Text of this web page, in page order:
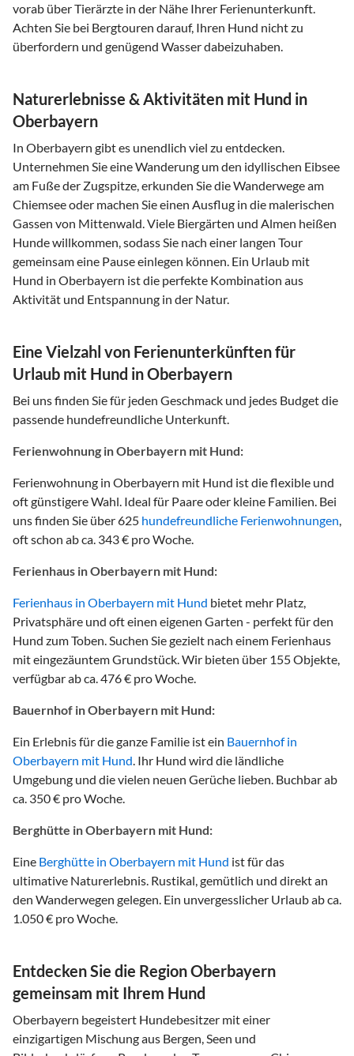
vorab über Tierärzte in der Nähe Ihrer Ferienunterkunft.
Achten Sie bei Bergtouren darauf, Ihren Hund nicht zu
überfordern und genügend Wasser dabeizuhaben.
Naturerlebnisse & Aktivitäten mit Hund in
Oberbayern
In Oberbayern gibt es unendlich viel zu entdecken.
Unternehmen Sie eine Wanderung um den idyllischen Eibsee
am Fuße der Zugspitze, erkunden Sie die Wanderwege am
Chiemsee oder machen Sie einen Ausflug in die malerischen
Gassen von Mittenwald. Viele Biergärten und Almen heißen
Hunde willkommen, sodass Sie nach einer langen Tour
gemeinsam eine Pause einlegen können. Ein Urlaub mit
Hund in Oberbayern ist die perfekte Kombination aus
Aktivität und Entspannung in der Natur.
Eine Vielzahl von Ferienunterkünften für
Urlaub mit Hund in Oberbayern
Bei uns finden Sie für jeden Geschmack und jedes Budget die
passende hundefreundliche Unterkunft.
Ferienwohnung in Oberbayern mit Hund:
Ferienwohnung in Oberbayern mit Hund ist die flexible und
oft günstigere Wahl. Ideal für Paare oder kleine Familien. Bei
uns finden Sie über 625 hundefreundliche Ferienwohnungen,
oft schon ab ca. 343 € pro Woche.
Ferienhaus in Oberbayern mit Hund:
Ferienhaus in Oberbayern mit Hund bietet mehr Platz,
Privatsphäre und oft einen eigenen Garten - perfekt für den
Hund zum Toben. Suchen Sie gezielt nach einem Ferienhaus
mit eingezäuntem Grundstück. Wir bieten über 155 Objekte,
verfügbar ab ca. 476 € pro Woche.
Bauernhof in Oberbayern mit Hund:
Ein Erlebnis für die ganze Familie ist ein Bauernhof in
Oberbayern mit Hund. Ihr Hund wird die ländliche
Umgebung und die vielen neuen Gerüche lieben. Buchbar ab
ca. 350 € pro Woche.
Berghütte in Oberbayern mit Hund:
Eine Berghütte in Oberbayern mit Hund ist für das
ultimative Naturerlebnis. Rustikal, gemütlich und direkt an
den Wanderwegen gelegen. Ein unvergesslicher Urlaub ab ca.
1.050 € pro Woche.
Entdecken Sie die Region Oberbayern
gemeinsam mit Ihrem Hund
Oberbayern begeistert Hundebesitzer mit einer
einzigartigen Mischung aus Bergen, Seen und